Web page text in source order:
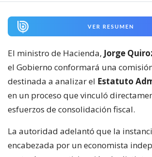
VER RESUMEN
El ministro de Hacienda, Jorge
el Gobierno conformará una
destinada a analizar el Estatuto
en un proceso que vinculó
esfuerzos de consolidación fiscal.
La autoridad adelantó que la
encabezada por un economista